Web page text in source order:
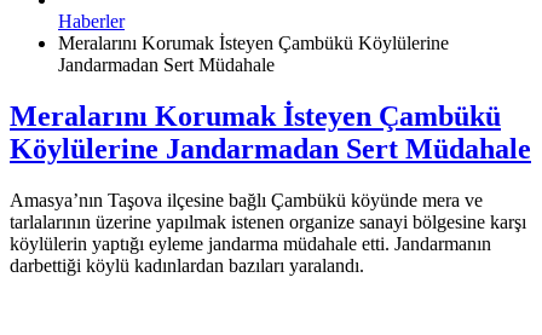
Haberler
Meralarını Korumak İsteyen Çambükü Köylülerine
Jandarmadan Sert Müdahale
Meralarını Korumak İsteyen Çambükü
Köylülerine Jandarmadan Sert Müdahale
Amasya’nın Taşova ilçesine bağlı Çambükü köyünde mera ve
tarlalarının üzerine yapılmak istenen organize sanayi bölgesine karşı
köylülerin yaptığı eyleme jandarma müdahale etti. Jandarmanın
darbettiği köylü kadınlardan bazıları yaralandı.